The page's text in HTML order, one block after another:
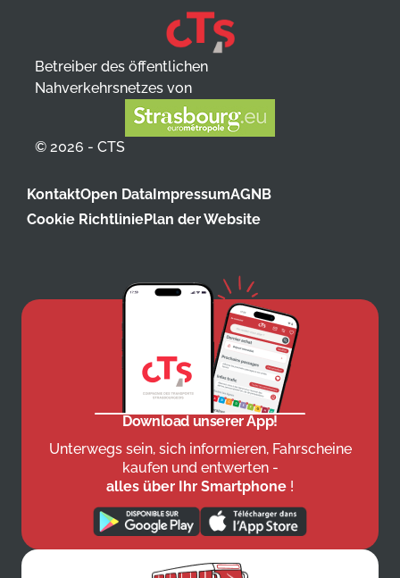
Betreiber des öffentlichen
Nahverkehrsnetzes von
© 2026 - CTS
KontaktOpen DataImpressumAGNB
Cookie RichtliniePlan der Website
Download unserer App!
Unterwegs sein, sich informieren, Fahrscheine
kaufen und entwerten -
alles über Ihr Smartphone !